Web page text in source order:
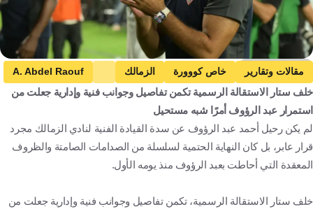
zamalek media
مقالات وتقارير خاص كووورة الزمالك
A. Abdel Raouf
محمود بنتايك
مصر المغرب كرة قدم
خلف ستار الاستقالة الرسمية تكمن تفاصيل وجوانب فنية وإدارية جعلت من
استمرار عبد الرؤوف أمرًا شبه مستحيل
لم يكن رحيل أحمد عبد الرؤوف عن سدة القيادة الفنية لنادي الزمالك مجرد
قرار عابر، بل كان النهاية الحتمية لسلسلة من الصدامات الصامتة والظروف
المعقدة التي أحاطت بعبد الرؤوف منذ يومه الأول.
خلف ستار الاستقالة الرسمية، تكمن تفاصيل وجوانب فنية وإدارية جعلت من